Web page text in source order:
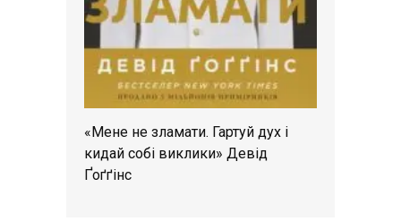
«Мене не зламати. Гартуй дух і
кидай собі виклики» Девід
Ґоґґінс